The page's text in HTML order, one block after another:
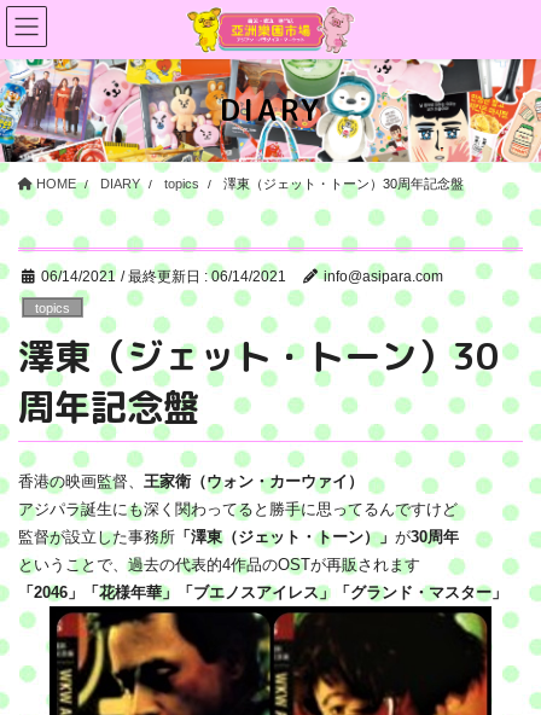
コ
ン
テ
ン
ツ
に
移
ナ
ビ
ゲ
ー
シ
ョ
ン
移
DIARY
HOME DIARY topics 澤東（ジェット・トーン）30周年記念盤
06/14/2021 / 最終更新日 :06/14/2021 info@asipara.com
topics
澤東（ジェット・トーン）30
周年記念盤
香港の映画監督、 王家衛（ウォン・カーウァイ）
アジパラ誕生にも深く関わってると勝手に思ってるんですけど
監督が設立した事務所 「澤東（ジェット・トーン）」 が30周年
ということで、過去の代表的4作品のOSTが再販されます
「2046」「花様年華」「ブエノスアイレス」「グランド・マスター」